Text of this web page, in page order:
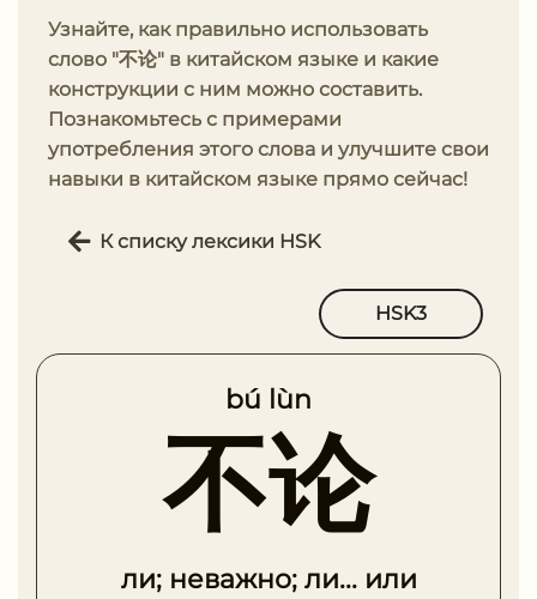
Узнайте, как правильно использовать
слово "不论" в китайском языке и какие
конструкции с ним можно составить.
Познакомьтесь с примерами
употребления этого слова и улучшите свои
навыки в китайском языке прямо сейчас!
К списку лексики HSK
HSK3
bú lùn
不论
ли; неважно; ли... или